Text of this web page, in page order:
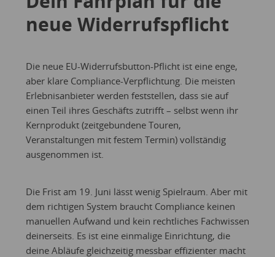
neue Widerrufspflicht
Die neue EU-Widerrufsbutton-Pflicht ist eine enge,
aber klare Compliance-Verpflichtung. Die meisten
Erlebnisanbieter werden feststellen, dass sie auf
einen Teil ihres Geschäfts zutrifft – selbst wenn ihr
Kernprodukt (zeitgebundene Touren,
Veranstaltungen mit festem Termin) vollständig
ausgenommen ist.
Die Frist am 19. Juni lässt wenig Spielraum. Aber mit
dem richtigen System braucht Compliance keinen
manuellen Aufwand und kein rechtliches Fachwissen
deinerseits. Es ist eine einmalige Einrichtung, die
deine Abläufe gleichzeitig messbar effizienter macht